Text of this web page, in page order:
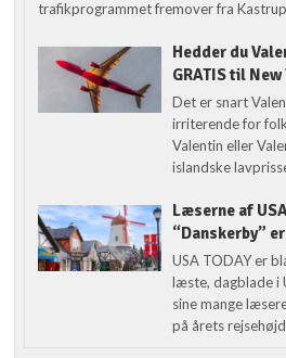
trafikprogrammet fremover fra
Hedder du
GRATIS til New
Det er snart
irriterende for
Valentin eller
islandske
Læserne af
“Danskerby”
USA TODAY er
læste, dagblade i
sine mange
på årets